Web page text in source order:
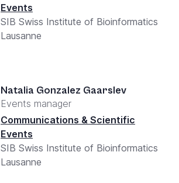
Events
SIB Swiss Institute of Bioinformatics
Lausanne
Natalia Gonzalez Gaarslev
Events manager
Communications & Scientific
Events
SIB Swiss Institute of Bioinformatics
Lausanne